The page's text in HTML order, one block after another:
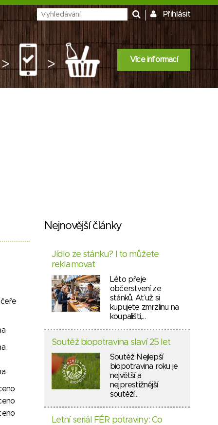
Přihlásit
> > Více informací
Nejnovější články
Jídlo ze stánku? I to můžete
reklamovat
Léto přeje
občerstvení ze
stánků. Ať už si
kupujete zmrzlinu na
koupališti,…
Soutěž biopotravina slaví 25 let
Soutěž Nejlepší
biopotravina roku je
největší a
nejprestižnější
soutěží…
Letní seriál FÉR potraviny: Co